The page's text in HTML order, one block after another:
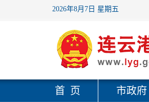
2026年8月7日 星期五
首 页 市政府